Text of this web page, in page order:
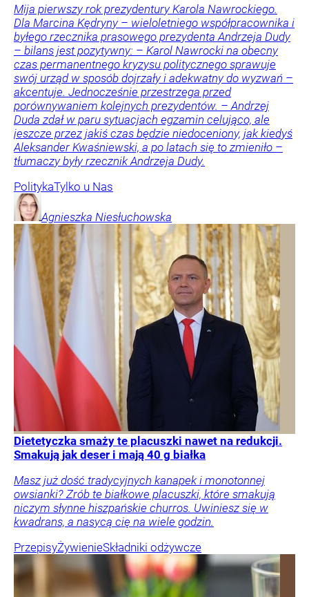
Mija pierwszy rok prezydentury Karola Nawrockiego.
Dla Marcina Kędryny – wieloletniego współpracownika i
byłego rzecznika prasowego prezydenta Andrzeja Dudy
– bilans jest pozytywny: – Karol Nawrocki na obecny
czas permanentnego kryzysu politycznego sprawuje
swój urząd w sposób dojrzały i adekwatny do wyzwań –
akcentuje. Jednocześnie przestrzega przed
porównywaniem kolejnych prezydentów. – Andrzej
Duda zdał w paru sytuacjach egzamin celująco, ale
jeszcze przez jakiś czas będzie niedoceniony, jak kiedyś
Aleksander Kwaśniewski, a po latach się to zmieniło –
tłumaczy były rzecznik Andrzeja Dudy.
PolitykaTylko u Nas
Agnieszka Niesłuchowska
Dietetyczka smaży te placuszki nawet na redukcji.
Smakują jak deser i mają 40 g białka
Masz już dość tradycyjnych kanapek i monotonnej
owsianki? Zrób te białkowe placuszki, które smakują
niczym słynne hiszpańskie churros. Uwiniesz się w
kwadrans, a nasycą cię na wiele godzin.
PrzepisyŻywienieSkładniki odżywcze